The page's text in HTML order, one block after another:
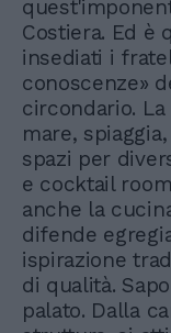
Costiera. Ed è
insediati i
conoscenze»
circondario.
mare,
spazi per
e cocktail
anche la
difende
ispirazione
di qualità.
palato. Dalla